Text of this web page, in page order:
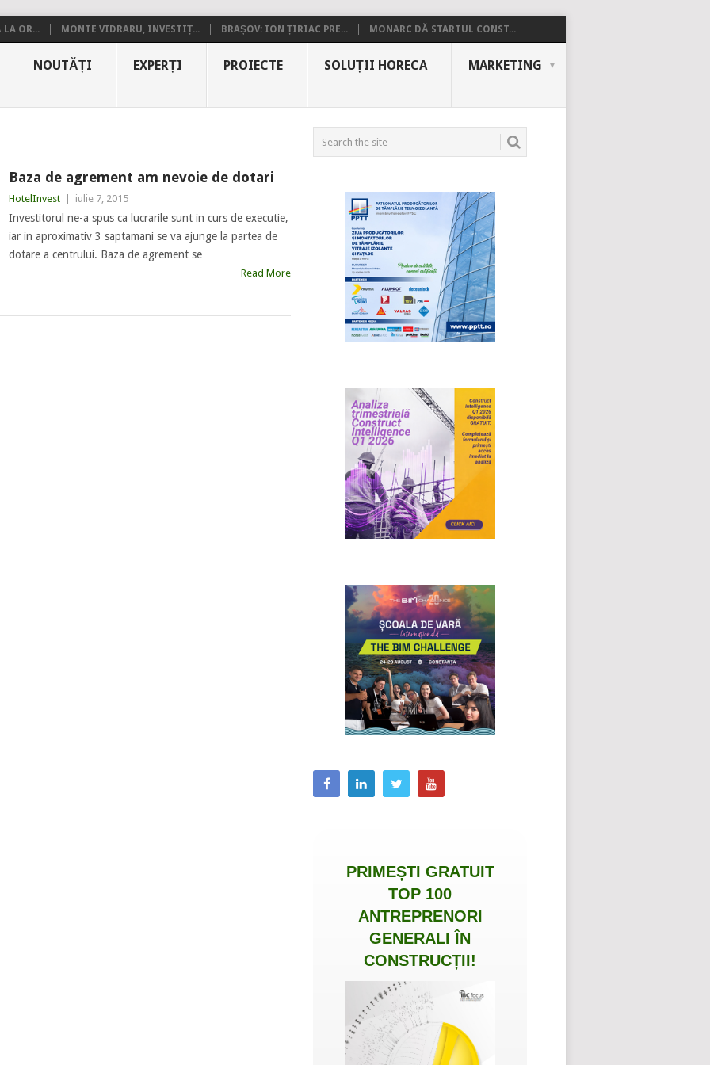
LA OR... MONTE VIDRARU, INVESTIȚ... BRAȘOV: ION ȚIRIAC PRE... MONARC DĂ STARTUL CONST...
NOUTĂȚI EXPERȚI PROIECTE SOLUȚII HORECA MARKETING
Baza de agrement am nevoie de dotari
HotelInvest iulie 7, 2015
Investitorul ne-a spus ca lucrarile sunt in curs de executie,
iar in aproximativ 3 saptamani se va ajunge la partea de
dotare a centrului. Baza de agrement se
Read More
PRIMEȘTI GRATUIT
TOP 100
ANTREPRENORI
GENERALI ÎN
CONSTRUCȚII!